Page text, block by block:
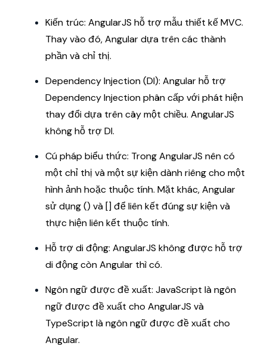
Kiến trúc: AngularJS hỗ trợ mẫu thiết kế MVC.
Thay vào đó, Angular dựa trên các thành
phần và chỉ thị.
Dependency Injection (DI): Angular hỗ trợ
Dependency Injection phân cấp với phát hiện
thay đổi dựa trên cây một chiều. AngularJS
không hỗ trợ DI.
Cú pháp biểu thức: Trong AngularJS nên có
một chỉ thị và một sự kiện dành riêng cho một
hình ảnh hoặc thuộc tính. Mặt khác, Angular
sử dụng () và [] để liên kết đúng sự kiện và
thực hiện liên kết thuộc tính.
Hỗ trợ di động: AngularJS không được hỗ trợ
di động còn Angular thì có.
Ngôn ngữ được đề xuất: JavaScript là ngôn
ngữ được đề xuất cho AngularJS và
TypeScript là ngôn ngữ được đề xuất cho
Angular.